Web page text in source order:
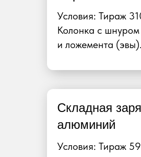
Условия: Тираж
Колонка с
и ложемента (эвы).
Складная
алюминий
Условия: Тираж